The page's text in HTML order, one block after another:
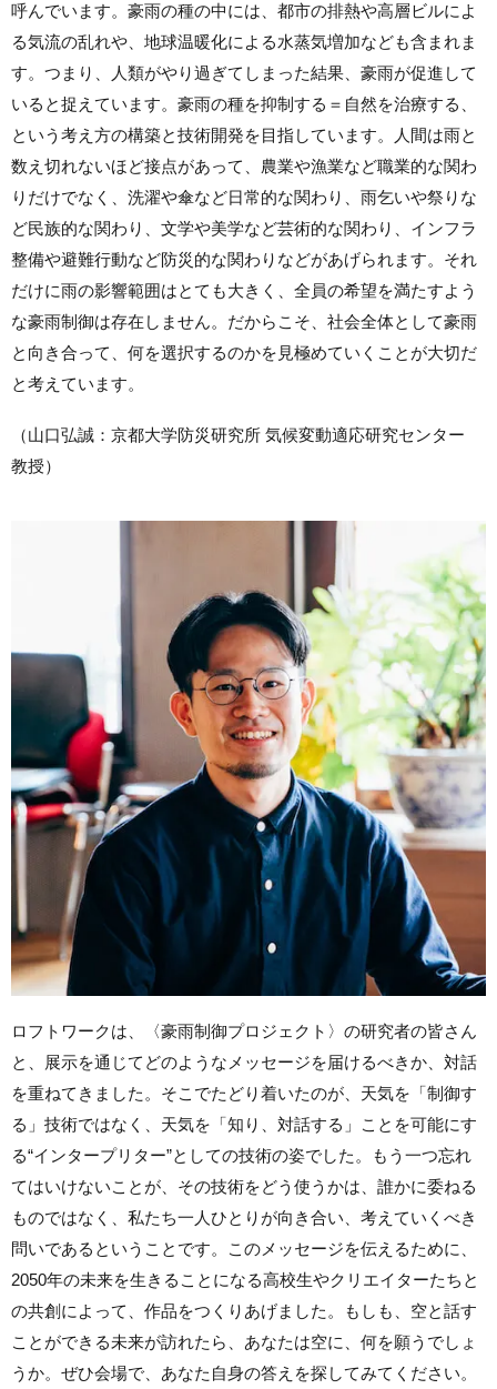
呼んでいます。豪雨の種の中には、都市の排熱や高層ビルによ
る気流の乱れや、地球温暖化による水蒸気増加なども含まれま
す。つまり、人類がやり過ぎてしまった結果、豪雨が促進して
いると捉えています。豪雨の種を抑制する＝自然を治療する、
という考え方の構築と技術開発を目指しています。人間は雨と
数え切れないほど接点があって、農業や漁業など職業的な関わ
りだけでなく、洗濯や傘など日常的な関わり、雨乞いや祭りな
ど民族的な関わり、文学や美学など芸術的な関わり、インフラ
整備や避難行動など防災的な関わりなどがあげられます。それ
だけに雨の影響範囲はとても大きく、全員の希望を満たすよう
な豪雨制御は存在しません。だからこそ、社会全体として豪雨
と向き合って、何を選択するのかを見極めていくことが大切だ
と考えています。
（山口弘誠：京都大学防災研究所 気候変動適応研究センター
教授）
ロフトワークは、〈豪雨制御プロジェクト〉の研究者の皆さん
と、展示を通じてどのようなメッセージを届けるべきか、対話
を重ねてきました。そこでたどり着いたのが、天気を「制御す
る」技術ではなく、天気を「知り、対話する」ことを可能にす
る“インタープリター”としての技術の姿でした。もう一つ忘れ
てはいけないことが、その技術をどう使うかは、誰かに委ねる
ものではなく、私たち一人ひとりが向き合い、考えていくべき
問いであるということです。このメッセージを伝えるために、
2050年の未来を生きることになる高校生やクリエイターたちと
の共創によって、作品をつくりあげました。もしも、空と話す
ことができる未来が訪れたら、あなたは空に、何を願うでしょ
うか。ぜひ会場で、あなた自身の答えを探してみてください。